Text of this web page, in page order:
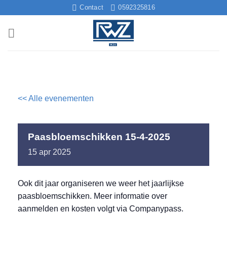
inhoud
Contact 0592325816
<< Alle evenementen
Paasbloemschikken 15-4-2025
15 apr 2025
Ook dit jaar organiseren we weer het jaarlijkse
paasbloemschikken. Meer informatie over
aanmelden en kosten volgt via Companypass.